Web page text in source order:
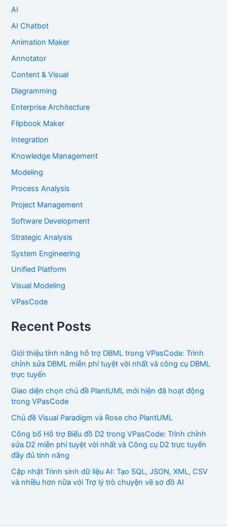
AI
AI Chatbot
Animation Maker
Annotator
Content & Visual
Diagramming
Enterprise Architecture
Flipbook Maker
Integration
Knowledge Management
Modeling
Process Analysis
Project Management
Software Development
Strategic Analysis
System Engineering
Unified Platform
Visual Modeling
VPasCode
Recent Posts
Giới thiệu tính năng hỗ trợ DBML trong VPasCode: Trình
chỉnh sửa DBML miễn phí tuyệt vời nhất và công cụ DBML
trực tuyến
Giao diện chọn chủ đề PlantUML mới hiện đã hoạt động
trong VPasCode
Chủ đề Visual Paradigm và Rose cho PlantUML
Công bố Hỗ trợ Biểu đồ D2 trong VPasCode: Trình chỉnh
sửa D2 miễn phí tuyệt vời nhất và Công cụ D2 trực tuyến
đầy đủ tính năng
Cập nhật Trình sinh dữ liệu AI: Tạo SQL, JSON, XML, CSV
và nhiều hơn nữa với Trợ lý trò chuyện vẽ sơ đồ AI